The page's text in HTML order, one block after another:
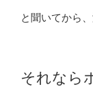
と聞いてから
それなら